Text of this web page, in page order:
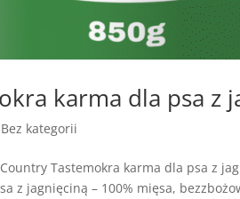
karma dla psa z
kategorii
Tastemokra karma dla psa z
z jagnięciną – 100% mięsa,